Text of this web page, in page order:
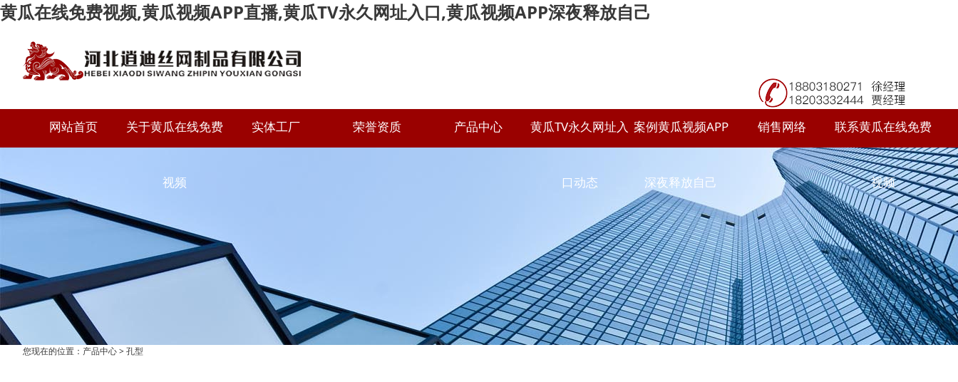
黄瓜在线免费视频,黄瓜视频APP直播,黄瓜TV永久网址入口,黄瓜视频APP深夜释放自己
网站首页 关于黄瓜在线免费
视频
公司简介
实体工厂 荣誉资质 产品中心
黄瓜视频APP直播卷板
黄瓜视频APP直播护栏
黄瓜TV永久网址入
口动态
公司黄瓜TV永久网址
行业动态
案例黄瓜视频APP
深夜释放自己
销售网络 联系黄瓜在线免费
视频
您现在的位置： 产品中心>孔型